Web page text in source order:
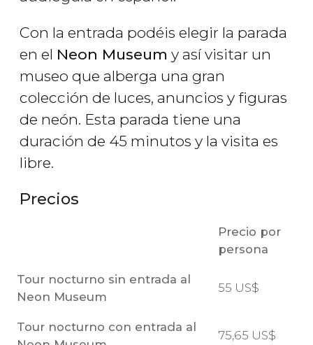
Con la entrada podéis elegir la parada
en el Neon Museum y así visitar un
museo que alberga una gran
colección de luces, anuncios y figuras
de neón. Esta parada tiene una
duración de 45 minutos y la visita es
libre.
Precios
Precio por
persona
Tour nocturno sin entrada al
Neon Museum
55 US$
Tour nocturno con entrada al
75,65 US$